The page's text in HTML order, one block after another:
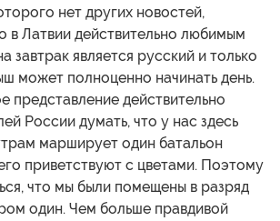
нет других новостей,
в Латвии действительно любимым
завтрак является русский и только
может полноценно начинать день.
представление действительно
России думать, что у нас здесь
марширует один батальон
приветствуют с цветами. Поэтому
что мы были помещены в разряд
один. Чем больше правдивой